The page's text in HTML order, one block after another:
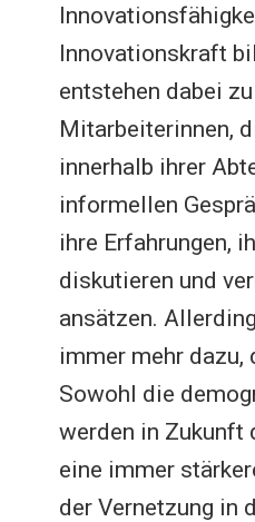
Innovationskraft
entstehen dabei
Mitarbeiterinnen,
innerhalb ihrer
informellen
ihre Erfahrungen,
diskutieren und
ansätzen.
immer mehr dazu,
Sowohl die
werden in Zukunft
eine immer
der Vernetzung in